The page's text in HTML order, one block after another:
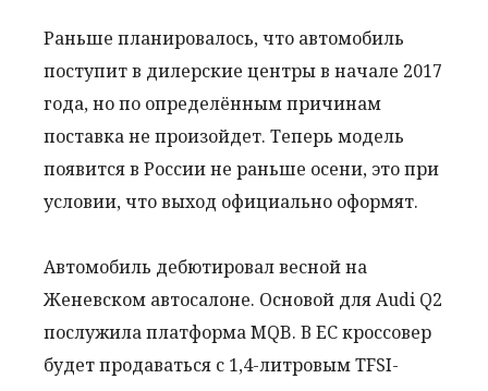
Раньше планировалось, что автомобиль
поступит в дилерские центры в начале 2017
года, но по определённым причинам
поставка не произойдет. Теперь модель
появится в России не раньше осени, это при
условии, что выход официально оформят.
Автомобиль дебютировал весной на
Женевском автосалоне. Основой для Audi Q2
послужила платформа MQB. В ЕС кроссовер
будет продаваться с 1,4-литровым TFSI-